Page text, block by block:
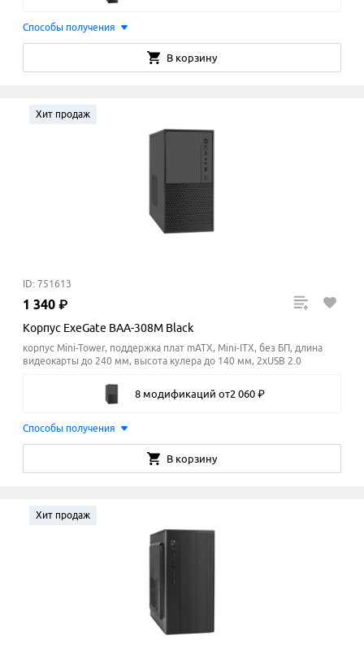
Способы получения
В корзину
Хит продаж
ID: 751613
1 340 ₽
Корпус ExeGate BAA-308M Black
корпус Mini-Tower, поддержка плат mATX, Mini-ITX, без БП, длина
видеокарты до 240 мм, высота кулера до 140 мм, 2xUSB 2.0
8 модификаций от2 060 ₽
Способы получения
В корзину
Хит продаж